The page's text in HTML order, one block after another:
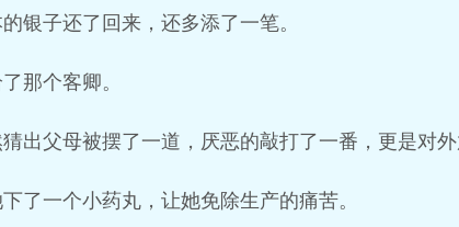
银子还了回来，还多添了一笔。
那个客卿。
出父母被摆了一道，厌恶的敲打了一番，更是对外
了一个小药丸，让她免除生产的痛苦。